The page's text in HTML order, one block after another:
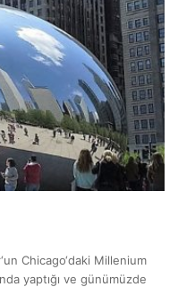
Chicago‘daki Millenium
yaptığı ve günümüzde